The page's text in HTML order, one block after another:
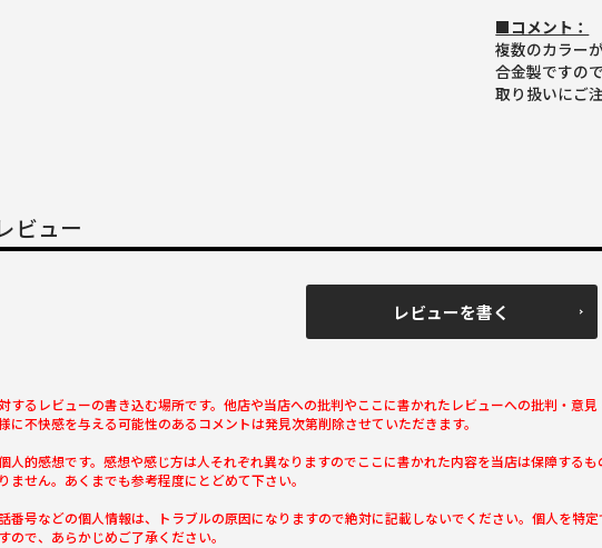
■コメント：
複数のカラー
合金製ですの
取り扱いにご
ビュー
レビューを書く
するレビューの書き込む場所です。他店や当店への批判やここに書かれたレビューへの批判・意
に不快感を与える可能性のあるコメントは発見次第削除させていただきます。
人的感想です。感想や感じ方は人それぞれ異なりますのでここに書かれた内容を当店は保障する
ません。あくまでも参考程度にとどめて下さい。
番号などの個人情報は、トラブルの原因になりますので絶対に記載しないでください。個人を特
ので、あらかじめご了承ください。